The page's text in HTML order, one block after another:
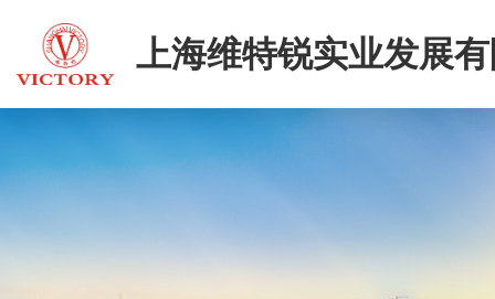
上海维特锐实业发展